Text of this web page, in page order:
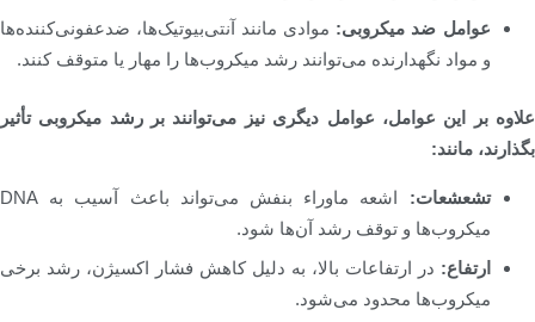
عوامل ضد میکروبی: موادی مانند آنتی‌بیوتیک‌ها، ضدعفونی‌کننده‌ها
و مواد نگهدارنده می‌توانند رشد میکروب‌ها را مهار یا متوقف کنند.
علاوه بر این عوامل، عوامل دیگری نیز می‌توانند بر رشد میکروبی تأثیر
بگذارند، مانند:
تشعشعات:
اشعه ماوراء بنفش می‌تواند باعث آسیب به DNA
میکروب‌ها و توقف رشد آن‌ها شود.
ارتفاع: در ارتفاعات بالا، به دلیل کاهش فشار اکسیژن، رشد برخی
میکروب‌ها محدود می‌شود.